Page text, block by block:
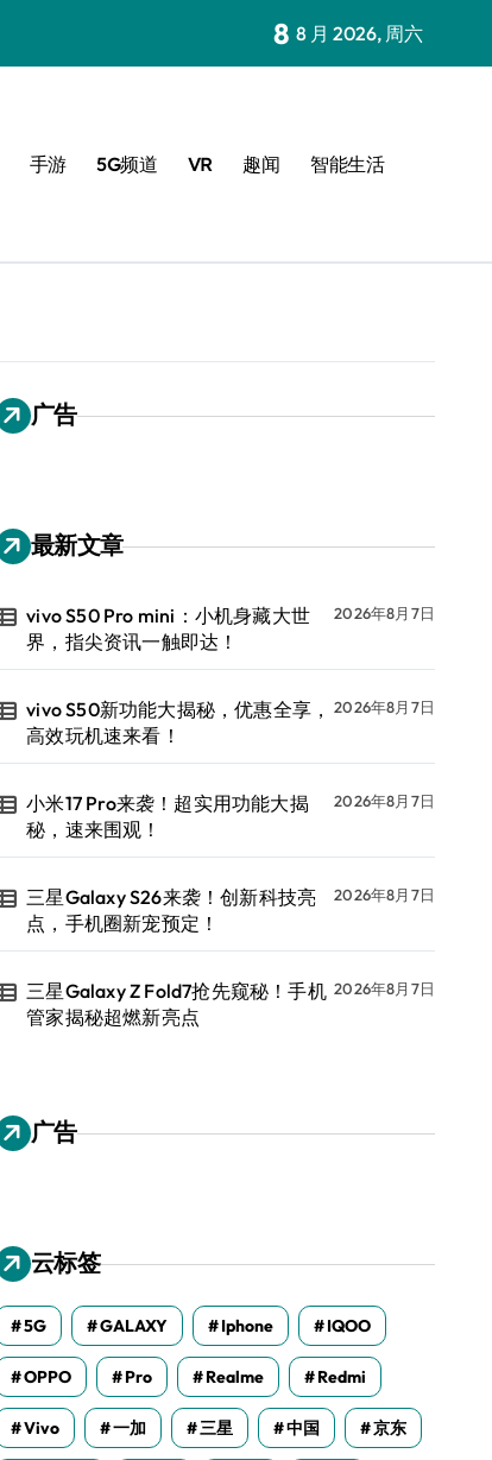
8 8 月 2026, 周六
手游 5G频道 VR 趣闻 智能生活
广告
最新文章
vivo S50 Pro mini：小机身藏大世
界，指尖资讯一触即达！
2026年8月7日
vivo S50新功能大揭秘，优惠全享，
高效玩机速来看！
2026年8月7日
小米17 Pro来袭！超实用功能大揭
秘，速来围观！
2026年8月7日
三星Galaxy S26来袭！创新科技亮
点，手机圈新宠预定！
2026年8月7日
三星Galaxy Z Fold7抢先窥秘！手机
管家揭秘超燃新亮点
2026年8月7日
广告
云标签
5G GALAXY Iphone IQOO
OPPO Pro Realme Redmi
Vivo 一加 三星 中国 京东